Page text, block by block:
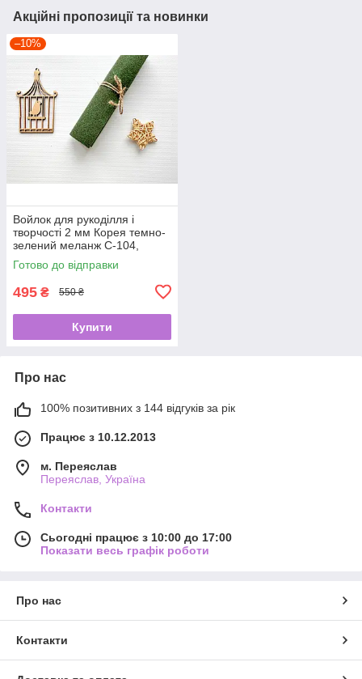
Акційні пропозиції та новинки
–10%
Войлок для рукоділля і
творчості 2 мм Корея темно-
зелений меланж C-104,
110Х100 см
Готово до відправки
495 ₴ 550 ₴
Купити
Про нас
100% позитивних з 144 відгуків за рік
Працює з 10.12.2013
м. Переяслав
Переяслав, Україна
Контакти
Сьогодні працює з 10:00 до 17:00
Показати весь графік роботи
Про нас
Контакти